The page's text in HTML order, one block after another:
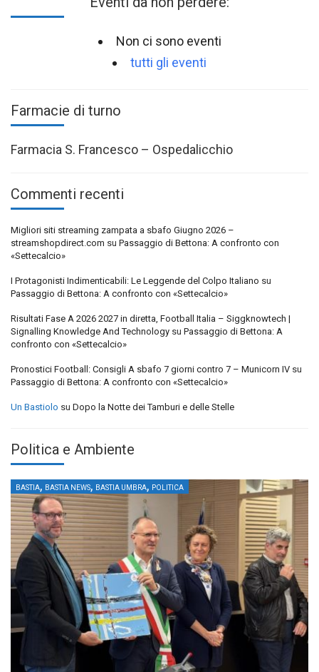
Non ci sono eventi
tutti gli eventi
Farmacie di turno
Farmacia S. Francesco – Ospedalicchio
Commenti recenti
Migliori siti streaming zampata a sbafo Giugno 2026 –
streamshopdirect.com su Passaggio di Bettona: A confronto con
«Settecalcio»
I Protagonisti Indimenticabili: Le Leggende del Colpo Italiano su
Passaggio di Bettona: A confronto con «Settecalcio»
Risultati Fase A 2026 2027 in diretta, Football Italia – Siggknowtech |
Signalling Knowledge And Technology su Passaggio di Bettona: A
confronto con «Settecalcio»
Pronostici Football: Consigli A sbafo 7 giorni contro 7 – Municorn IV su
Passaggio di Bettona: A confronto con «Settecalcio»
Un Bastiolo su Dopo la Notte dei Tamburi e delle Stelle
Politica e Ambiente
BASTIA, BASTIA NEWS, BASTIA UMBRA, POLITICA